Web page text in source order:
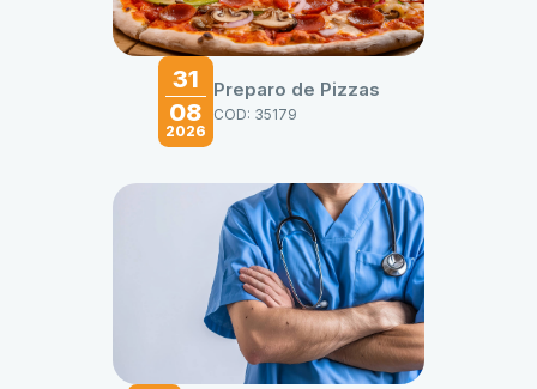
31
08
2026
Preparo de Pizzas
COD: 35179